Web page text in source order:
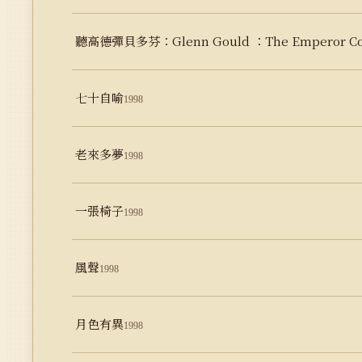
聽高德彈貝多芬：Glenn Gould ：The Emperor
七十自喻1998
老來多夢1998
一張椅子1998
風聲1998
月色有異1998